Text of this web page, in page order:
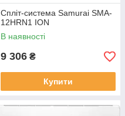
Спліт-система Samurai SMA-
12HRN1 ION
В наявності
9 306 ₴
Купити